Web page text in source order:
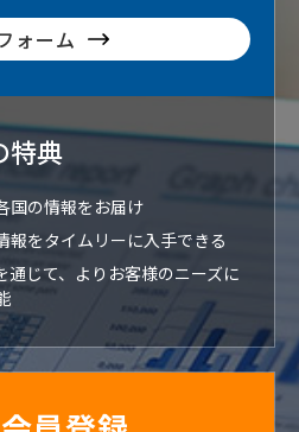
ォーム
特典
国の情報をお届け
報をタイムリーに入手できる
通じて、よりお客様のニーズに